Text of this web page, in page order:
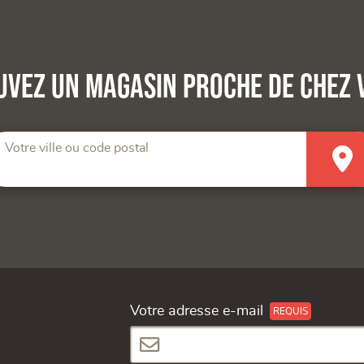
un magasin proche de chez
Votre ville ou code postal
Votre adresse e-mail